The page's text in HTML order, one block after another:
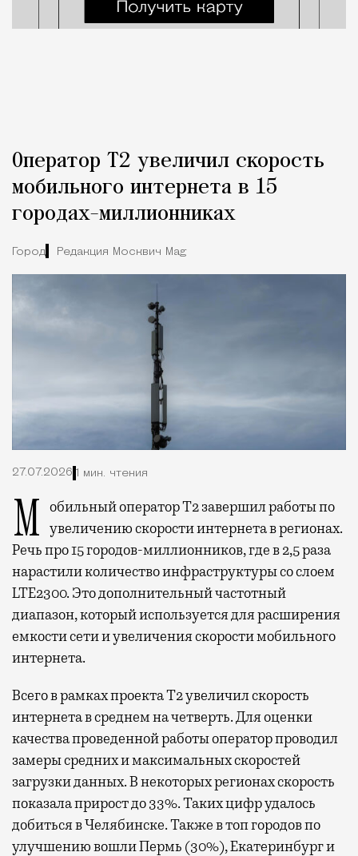
Оператор Т2 увеличил скорость
мобильного интернета в 15
городах-миллионниках
Город Редакция Москвич Mag
27.07.2026 1 мин. чтения
Мобильный оператор Т2 завершил работы по увеличению скорости интернета в регионах.
Речь про 15 городов-миллионников, где в 2,5 раза
нарастили количество инфраструктуры со слоем
LTE2300. Это дополнительный частотный
диапазон, который используется для расширения
емкости сети и увеличения скорости мобильного
интернета.
Всего в рамках проекта Т2 увеличил скорость
интернета в среднем на четверть. Для оценки
качества проведенной работы оператор проводил
замеры средних и максимальных скоростей
загрузки данных. В некоторых регионах скорость
показала прирост до 33%. Таких цифр удалось
добиться в Челябинске. Также в топ городов по
улучшению вошли Пермь (30%), Екатеринбург и